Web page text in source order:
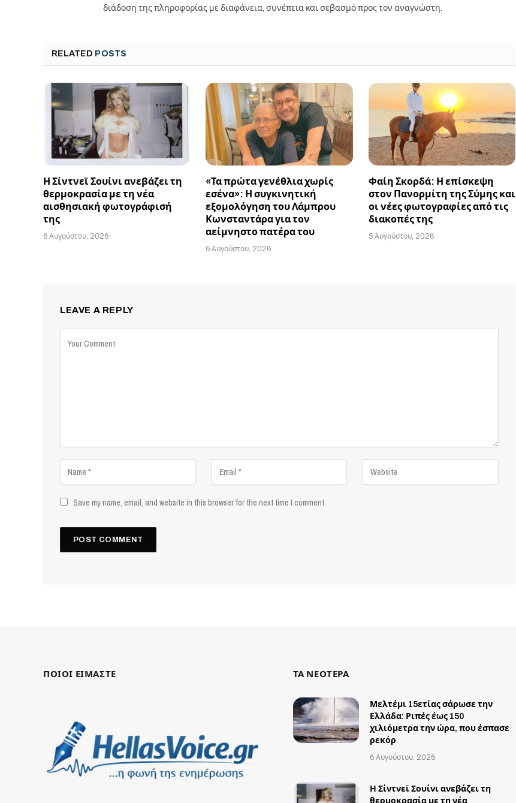
διάδοση της πληροφορίας με διαφάνεια, συνέπεια και σεβασμό προς τον αναγνώστη.
RELATED POSTS
Η Σίντνεϊ Σουίνι ανεβάζει τη
θερμοκρασία με τη νέα
αισθησιακή φωτογράφισή
της
6 Αυγούστου, 2026
«Τα πρώτα γενέθλια χωρίς
εσένα»: Η συγκινητική
εξομολόγηση του Λάμπρου
Κωνσταντάρα για τον
αείμνηστο πατέρα του
6 Αυγούστου, 2026
Φαίη Σκορδά: Η επίσκεψη
στον Πανορμίτη της Σύμης και
οι νέες φωτογραφίες από τις
διακοπές της
5 Αυγούστου, 2026
LEAVE A REPLY
Save my name, email, and website in this browser for the next time I comment.
ΠΟΙΟΙ ΕΙΜΑΣΤΕ ΤΑ ΝΕΟΤΕΡΑ
Μελτέμι 15ετίας σάρωσε την
Ελλάδα: Ριπές έως 150
χιλιόμετρα την ώρα, που έσπασε
ρεκόρ
6 Αυγούστου, 2026
Η Σίντνεϊ Σουίνι ανεβάζει τη
θερμοκρασία με τη νέα